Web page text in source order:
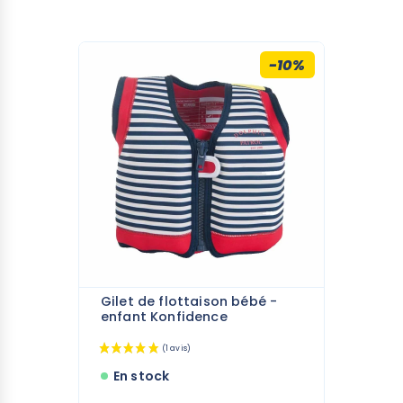
flottabilité pour l'apprentissage de la natation
garantissant ainsi sa fiabilité et sa qualité.
combinaison flottantevous offrira
sérénité et tranquillité d’esprit pour vos étés
tout en apportant à vos enfant une confiance
accrue pour leur apprentissage de la natation.
Caractéristiques de la combinaison
Flottabilité réglable grâce aux 8 flotteurs
Présence de manches
Séchage rapide
Facile à nettoyer
-10%
Gilet de flottaison bébé -
enfant Konfidence
En stock